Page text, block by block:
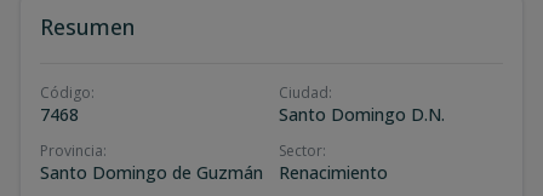
Resumen
Código:
7468
Ciudad:
Santo Domingo D.N.
Provincia:
Santo Domingo de Guzmán
Sector:
Renacimiento